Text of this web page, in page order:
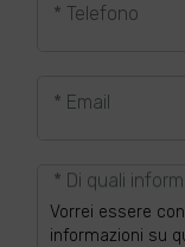
* Telefono
* Email
* Di quali